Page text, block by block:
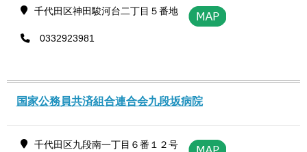
千代田区神田駿河台二丁目５番地
0332923981
国家公務員共済組合連合会九段坂病院
千代田区九段南一丁目６番１２号